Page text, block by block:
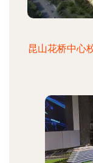
昆山花桥中心